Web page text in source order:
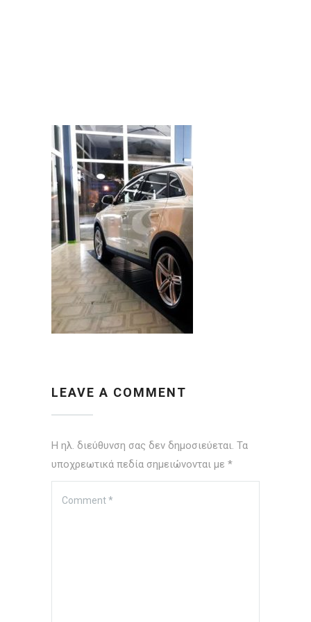
LEAVE A COMMENT
Η ηλ. διεύθυνση σας δεν δημοσιεύεται. Τα
υποχρεωτικά πεδία σημειώνονται με *
Comment*